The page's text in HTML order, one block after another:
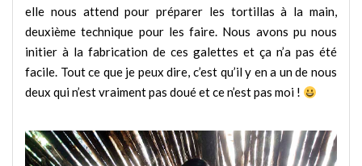
elle nous attend pour préparer les tortillas à la main,
deuxième technique pour les faire. Nous avons pu nous
initier à la fabrication de ces galettes et ça n’a pas été
facile. Tout ce que je peux dire, c’est qu’il y en a un de nous
deux qui n’est vraiment pas doué et ce n’est pas moi !